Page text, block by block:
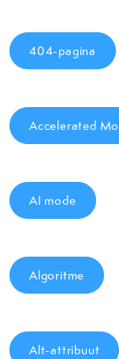
404-pagina
Accelerated
AI mode
Algoritme
Alt-attribuut